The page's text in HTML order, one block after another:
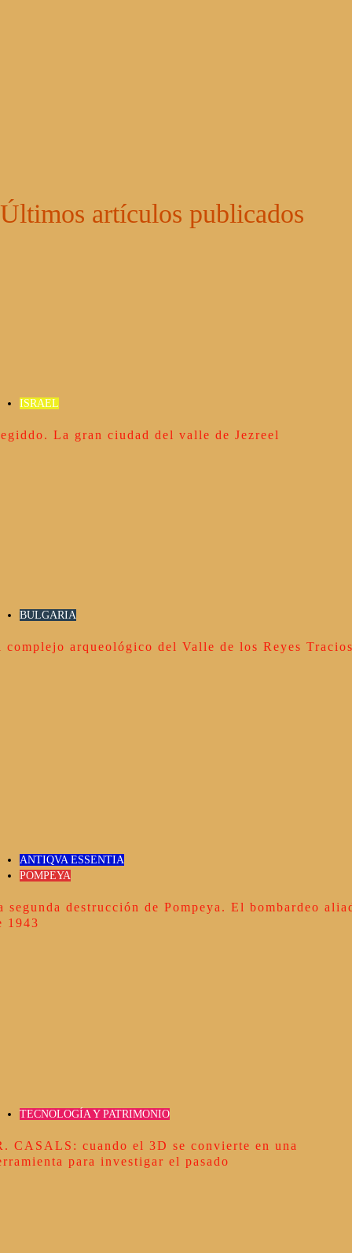
Últimos artículos publicados
ISRAEL
La gran ciudad del valle de Jezreel
BULGARIA
complejo arqueológico del Valle de los Reyes
ANTIQVA ESSENTIA
POMPEYA
segunda destrucción de Pompeya. El bombardeo
1943
TECNOLOGÍA Y PATRIMONIO
CASALS: cuando el 3D se convierte en una
para investigar el pasado